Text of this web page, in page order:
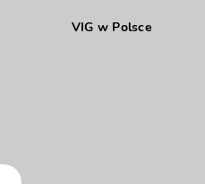
VIG w Polsce